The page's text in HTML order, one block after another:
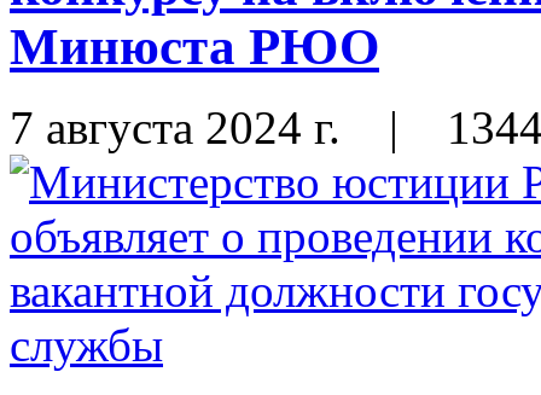
Минюста РЮО
7 августа 2024 г. |